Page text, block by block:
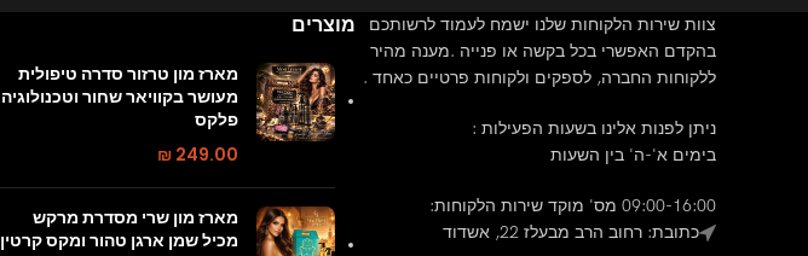
צוות שירות הלקוחות שלנו ישמח לעמוד לרשותכם
בהקדם האפשרי בכל בקשה או פנייה .מענה מהיר
ללקוחות החברה, לספקים ולקוחות פרטיים כאחד .
ניתן לפנות אלינו בשעות הפעילות :
בימים א'-ה' בין השעות
09:00-16:00 מס' מוקד שירות הלקוחות:
כתובת: רחוב הרב מבעלז 22, אשדוד
מוצרים
מארז מון טרזור סדרה טיפולית
מעושר בקוויאר שחור וטכנולוגיה
פלקס
₪ 249.00
מארז מון שרי מסדרת מרקש
מכיל שמן ארגן טהור ומקס קרטין